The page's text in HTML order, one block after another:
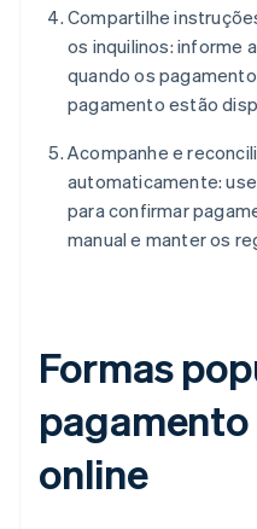
Compartilhe
os inquilinos: informe
quando os
pagamento estão
Acompanhe e
automaticamente:
para confirmar
manual e manter os
Formas
online